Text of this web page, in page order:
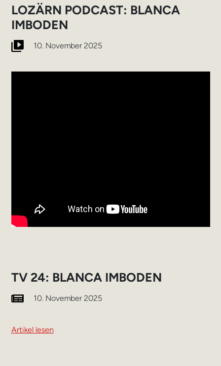
LOZÄRN PODCAST: BLANCA
IMBODEN
10. November 2025
TV 24: BLANCA IMBODEN
10. November 2025
Artikel lesen